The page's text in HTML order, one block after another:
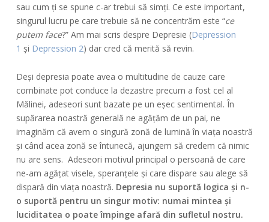
sau cum ți se spune c-ar trebui să simți. Ce este important,
singurul lucru pe care trebuie să ne concentrăm este “ce
putem face?” Am mai scris despre Depresie (Depression
1 și Depression 2) dar cred că merită să revin.
Deși depresia poate avea o multitudine de cauze care
combinate pot conduce la dezastre precum a fost cel al
Mălinei, adeseori sunt bazate pe un eșec sentimental. În
supărarea noastră generală ne agățăm de un pai, ne
imaginăm că avem o singură zonă de lumină în viața noastră
și când acea zonă se întunecă, ajungem să credem că nimic
nu are sens. Adeseori motivul principal o persoană de care
ne-am agățat visele, speranțele și care dispare sau alege să
dispară din viața noastră. Depresia nu suportă logica și n-
o suportă pentru un singur motiv: numai mintea și
luciditatea o poate împinge afară din sufletul nostru.